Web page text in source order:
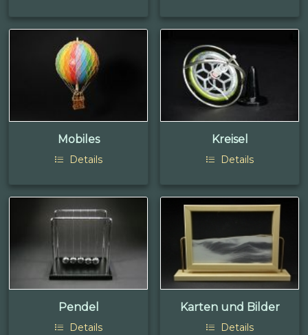
Mobiles
Details
Kreisel
Details
Pendel
Details
Karten und Bilder
Details